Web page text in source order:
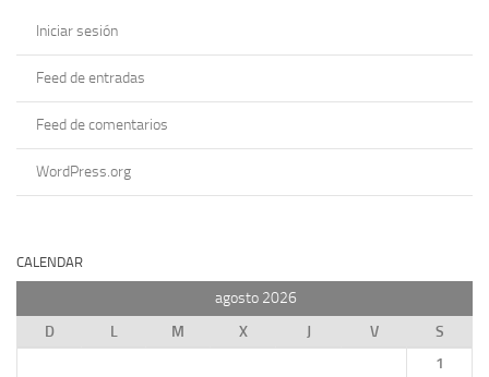
Iniciar sesión
Feed de entradas
Feed de comentarios
WordPress.org
CALENDAR
agosto 2026
D
L M X J V
S
1